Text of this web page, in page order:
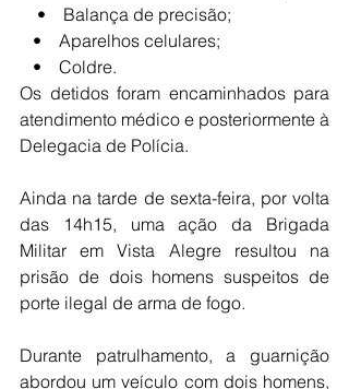
•    Balança de precisão;
•    Aparelhos celulares;
•    Coldre.
Os detidos foram encaminhados para
atendimento médico e posteriormente à
Delegacia de Polícia.
Ainda na tarde de sexta-feira, por volta
das 14h15, uma ação da Brigada
Militar em Vista Alegre resultou na
prisão de dois homens suspeitos de
porte ilegal de arma de fogo.
Durante patrulhamento, a guarnição
abordou um veículo com dois homens,